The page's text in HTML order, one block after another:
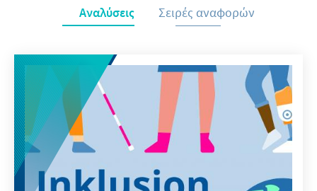
Αναλύσεις Σειρές αναφορών